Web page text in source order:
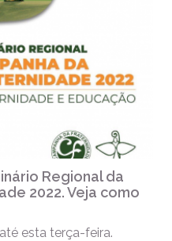
Regional da
2022. Veja como
esta terça-feira.